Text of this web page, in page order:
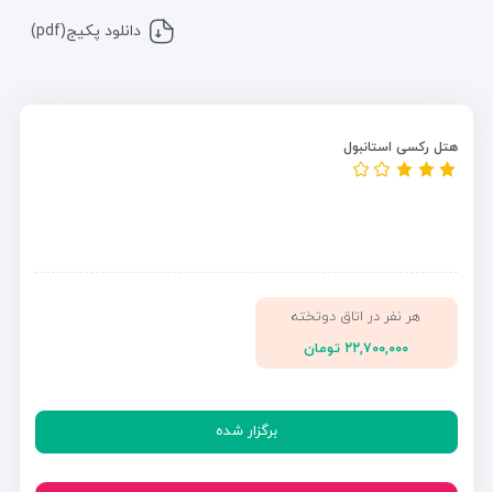
دانلود پکیج(pdf)
هتل رکسی استانبول
هر نفر در اتاق دوتخته
۲۲,۷۰۰,۰۰۰ تومان
برگزار شده